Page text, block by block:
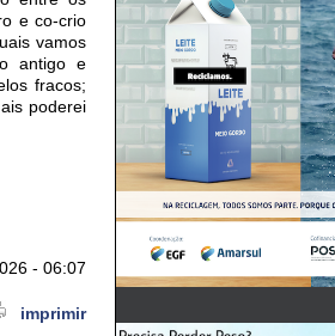
e co-crio
vamos
antigo e
fracos;
poderei
- 06:07
imprimir